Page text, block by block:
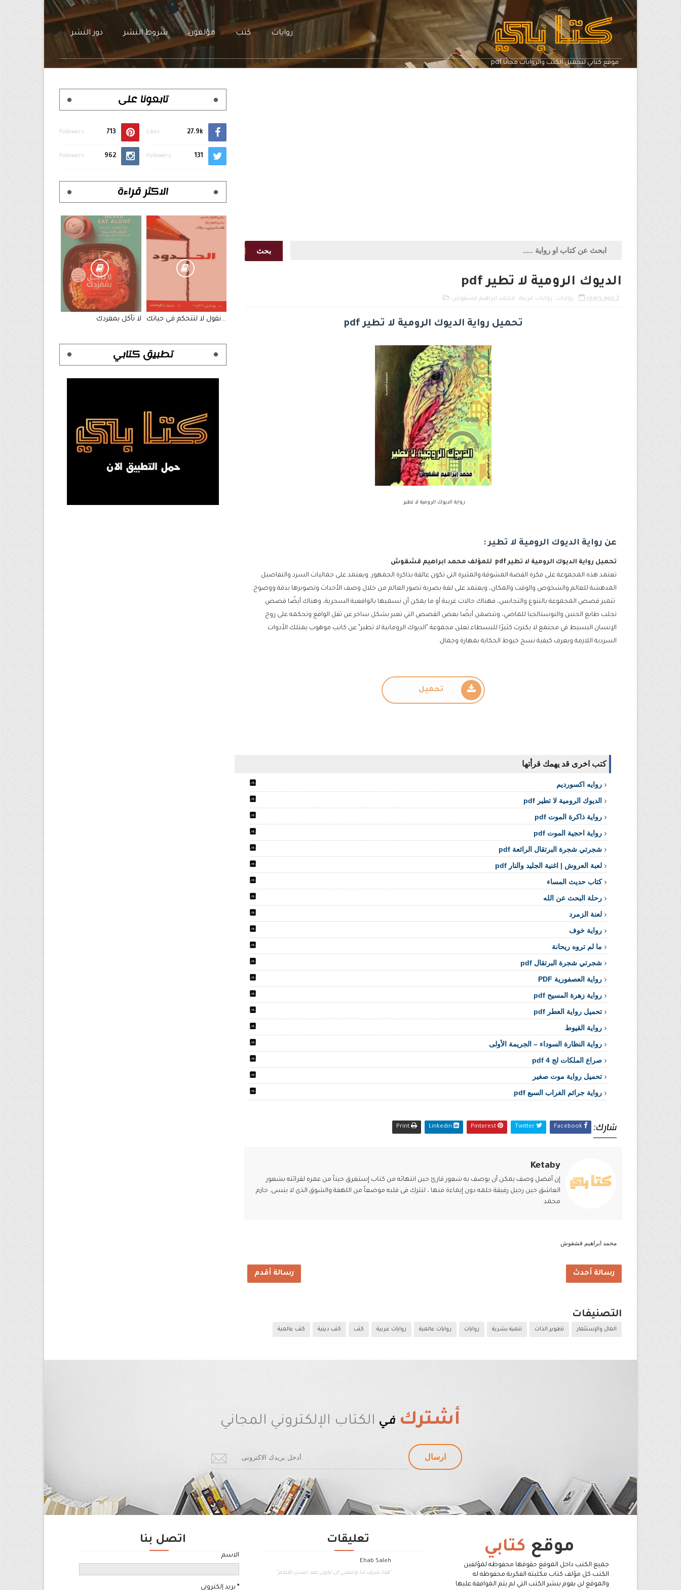
pdf موقع كتابي لتحميل الكتب والروايات مجانًا
روايات كتب مؤلفون شروط النشر دور النشر
بحث
الديوك الرومية لا تطير pdf
3 years ago روايات, روايات عربية, محمد ابراهيم قشقوش
تحميل رواية الديوك الرومية لا تطير pdf
رواية الديوك الرومية لا تطير
عن رواية الديوك الرومية لا تطير :
تحميل رواية الديوك الرومية لا تطير pdf للمؤلف محمد ابراهيم قشقوش
تعتمد هذه المجموعة على فكرة القصة المشوقة والمثيرة التي تكون عالقة بذاكرة الجمهور. ويعتمد على جماليات السرد والتفاصيل
المدهشة للعالم والشخوص والوقت والمكان، ويعتمد على لغة بصرية تصور العالم من خلال وصف الأحداث وتصويرها بدقة ووضوح.
تتميز قصص المجموعة بالتنوع والتجانس، فهناك حالات غريبة أو ما يمكن أن نسميها بالواقعية السحرية، وهناك أيضًا قصص
تجلب طابع الحنين والنوستالجيا للماضي، وتتضمن أيضًا بعض القصص التي تعبر بشكل ساخر عن ثقل الواقع وتحكمه على روح
الإنسان البسيط في مجتمع لا يكترث كثيرًا للبسطاء.تعلن مجموعة "الديوك الرومانية لا تطير" عن كاتب موهوب يمتلك الأدوات
السردية اللازمة ويعرف كيفية نسج خيوط الحكاية بمهارة وجمال.
تحميل
كتب اخرى قد يهمك قرأتها
روايه اكسورديم
الديوك الرومية لا تطير pdf
رواية ذاكرة الموت pdf
رواية احجية الموت pdf
شجرتي شجرة البرتقال الرائعة pdf
لعبة العروش | اغنية الجليد والنار pdf
كتاب حديث المساء
رحلة البحث عن الله
لعنة الزمرد
رواية خوف
ما لم تروه ريحانة
شجرتي شجرة البرتقال pdf
رواية العصفورية PDF
رواية زهرة المسيح pdf
تحميل رواية العطر pdf
رواية القيوط
رواية النظارة السوداء – الجريمة الأولى
صراع الملكات لج 4 pdf
تحميل رواية موت صغير
رواية جرائم الغراب السبع pdf
شارك:
Ketaby
إن أفضل وصف يمكن أن يوصف به شعور قارئ حين انتهائه من كتاب إستغرق حيناً من عمره لقرائته بشعور
العاشق حين رحيل رفيقة حلمه دون إيماءة منها ، لتترك فى قلبه موضعاً من اللهفة والشوق الذى لا ينسى. حازم
محمد
محمد ابراهيم قشقوش
رسالة أحدث رسالة أقدم
التصنيفات
المال والإستثمار تطوير الذات تنمية بشرية روايات روايات عالمية روايات عربية كتب كتب دينية كتب عالمية
تابعونا على
27.9k
Likes
713
Followers
131
Followers
962
Followers
الاكثر قراءة
الحدود متى نقول نعم و متى نقول لا لتتحكم في حياتك لا تأكل بمفردك
تطبيق كتابي
أشترك في الكتاب الإلكتروني المجاني
موقع كتابي
جميع الكتب داخل الموقع حقوقها محفوظه لمؤلفين
الكتب كل مؤلف كتاب مكليته الفكرية محفوظه له
والموقع لن يقوم بنشر الكتب التي لم يتم الموافقة عليها
تعليقات
Ehab Saleh
"هذا شرف لنا ونتمنى ان نكون عند حسن ظنكم"
اتصل بنا
الاسم
*